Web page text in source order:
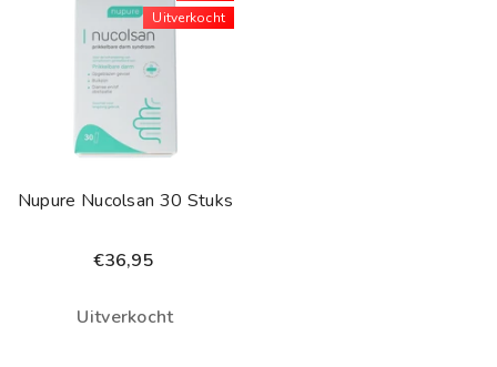
Uitverkocht
Nupure Nucolsan 30 Stuks
€36,95
Uitverkocht